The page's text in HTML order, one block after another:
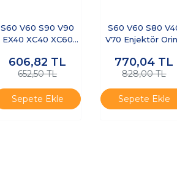
S60 V60 S90 V90
EX40 XC40 XC60
Ön
606,82 TL
652,50 TL
Sepete Ekle
S60 V60 S80
V70 Enjektör
770,04 TL
828,00 TL
Sepete Ekle